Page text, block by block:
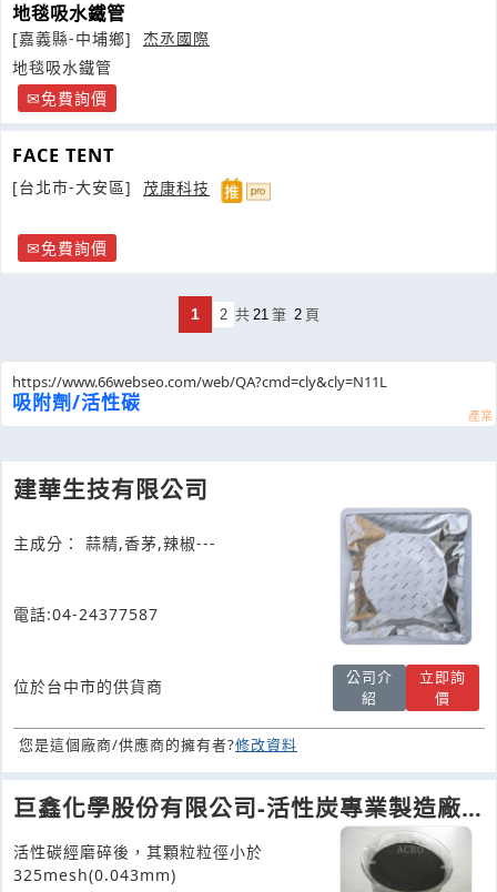
地毯吸水鐵管
[嘉義縣-中埔鄉]
杰丞國際
地毯吸水鐵管
免費詢價
FACE TENT
[台北市-大安區] 茂康科技
免費詢價
1 2 共 21 筆 2 頁
https://www.66webseo.com/web/QA?cmd=cly&cly=N11L
吸附劑/活性碳
建華生技有限公司
主成分： 蒜精,香茅,辣椒---
電話:04-24377587
位於台中市的供貨商
公司介
紹
立即詢
價
您是這個廠商/供應商的擁有者?修改資料
巨鑫化學股份有限公司-活性炭專業製造廠
商
活性碳經磨碎後，其顆粒粒徑小於
325mesh(0.043mm)